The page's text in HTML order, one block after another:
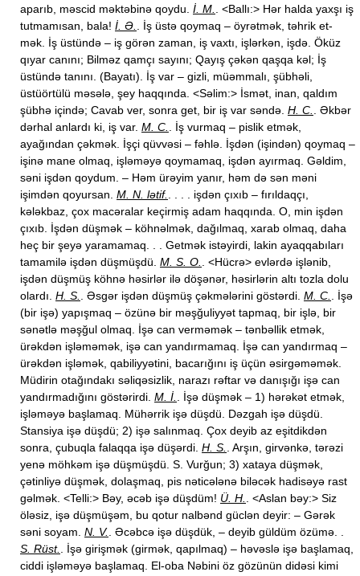
aparıb, məscid məktəbinə qoydu. İ. M.
. <Ballı:> Hər halda yaxşı iş
tutmamısan, bala! İ. Ə.
. İş üstə qoymaq – öyrətmək, təhrik et-
mək. İş üstündə – iş görən zaman, iş vaxtı, işlərkən, işdə. Öküz
qıyar canını; Bilməz qamçı sayını; Qayış çəkən qaşqa kəl; İş
üstündə tanını. (Bayatı). İş var – gizli, müəmmalı, şübhəli,
üstüörtülü məsələ, şey haqqında. <Səlim:> İsmət, inan, qaldım
şübhə içində; Cavab ver, sonra get, bir iş var səndə. H. C.
. Əkbər
dərhal anlardı ki, iş var. M. C.
. İş vurmaq – pislik etmək,
ayağından çəkmək. İşçi qüvvəsi – fəhlə. İşdən (işindən) qoymaq –
işinə mane olmaq, işləməyə qoymamaq, işdən ayırmaq. Gəldim,
səni işdən qoydum. – Həm ürəyim yanır, həm də sən məni
işimdən qoyursan. M. N. lətif.
. . . . işdən çıxıb – fırıldaqçı,
kələkbaz, çox macəralar keçirmiş adam haqqında. O, min işdən
çıxıb. İşdən düşmək – köhnəlmək, dağılmaq, xarab olmaq, daha
heç bir şeyə yaramamaq. . . Getmək istəyirdi, lakin ayaqqabıları
tamamilə işdən düşmüşdü. M. S. O.
. <Hücrə> evlərdə işlənib,
işdən düşmüş köhnə həsirlər ilə döşənər, həsirlərin altı tozla dolu
olardı. H. S. . Əsgər işdən düşmüş çəkmələrini göstərdi. M. C.
. İşə
(bir işə) yapışmaq – özünə bir məşğuliyyət tapmaq, bir işlə, bir
sənətlə məşğul olmaq. İşə can verməmək – tənbəllik etmək,
ürəkdən işləməmək, işə can yandırmamaq. İşə can yandırmaq –
ürəkdən işləmək, qabiliyyətini, bacarığını iş üçün əsirgəməmək.
Müdirin otağındakı səliqəsizlik, narazı rəftar və danışığı işə can
yandırmadığını göstərirdi. M. İ.
. İşə düşmək – 1) hərəkət etmək,
işləməyə başlamaq. Mühərrik işə düşdü. Dəzgah işə düşdü.
Stansiya işə düşdü; 2) işə salınmaq. Çox deyib az eşitdikdən
sonra, çubuqla falaqqa işə düşərdi. H. S.
. Arşın, girvənkə, tərəzi
yenə möhkəm işə düşmüşdü. S. Vurğun; 3) xataya düşmək,
çətinliyə düşmək, dolaşmaq, pis nəticələnə biləcək hadisəyə rast
gəlmək. <Telli:> Bəy, əcəb işə düşdüm! Ü. H.
. <Aslan bəy:> Siz
öləsiz, işə düşmüşəm, bu qotur nalbənd güclən deyir: – Gərək
səni soyam. N. V. . Əcəbcə işə düşdük, – deyib güldüm özümə. .
S. Rüst.
. İşə girişmək (girmək, qapılmaq) – həvəslə işə başlamaq,
ciddi işləməyə başlamaq. El-oba Nəbini öz gözünün didəsi kimi